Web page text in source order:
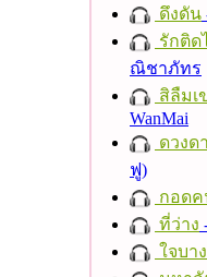
ดึงดัน
รักติด
ณิชาภัทร
สิลืมเ
WanMai
ดวงด
ฟู)
กอดค
ที่ว่าง
ใจบาง